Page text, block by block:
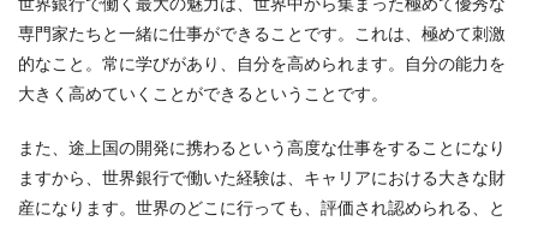
専門家たちと一緒に仕事ができることです。これは、極めて刺激
的なこと。常に学びがあり、自分を高められます。自分の能力を
大きく高めていくことができるということです。
また、途上国の開発に携わるという高度な仕事をすることになり
ますから、世界銀行で働いた経験は、キャリアにおける大きな財
産になります。世界のどこに行っても、評価され認められる、と